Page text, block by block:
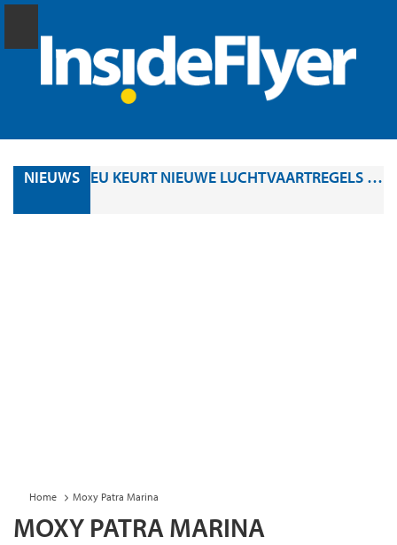
NIEUWS EU KEURT NIEUWE LUCHTVAARTREGELS GOED: DIT VERANDERT ER VOOR PASSAGIERS
Home Moxy Patra Marina
MOXY PATRA MARINA